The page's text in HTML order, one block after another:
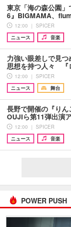
東京「海の森公園
6』BIGMAMA、
12:00 ｜ SPICER
ニュース
音楽
力強い眼差しで見
思想を持つ人々 『
12:00 ｜ SPICER
ニュース
舞台
長野で開催の『り
OUJIら第11弾出演
12:00 ｜ SPICER
ニュース
音楽
POWER PUSH